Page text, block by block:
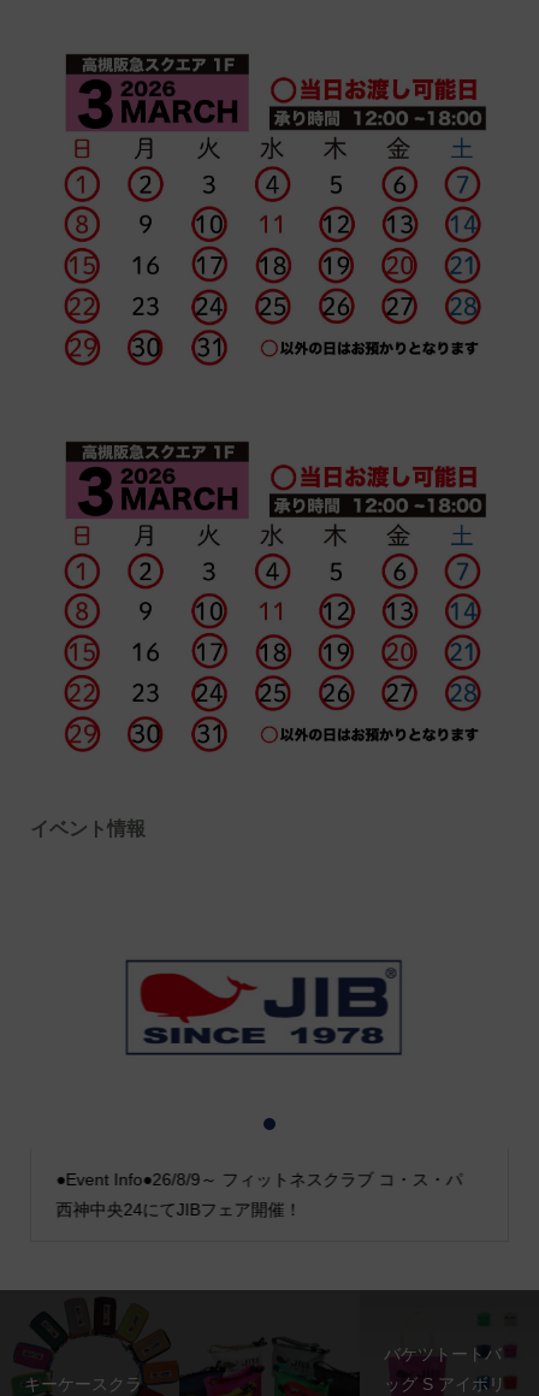
イベント情報
●Event Info●26/8/9～ フィットネスクラブ コ・ス・パ
西神中央24にてJIBフェア開催！
2
キーケースクラ
バケツトートバ
ッグ S アイボリ